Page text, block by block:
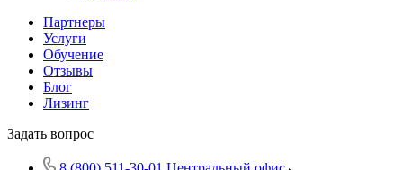
Партнеры
Услуги
Обучение
Отзывы
Блог
Лизинг
Задать вопрос